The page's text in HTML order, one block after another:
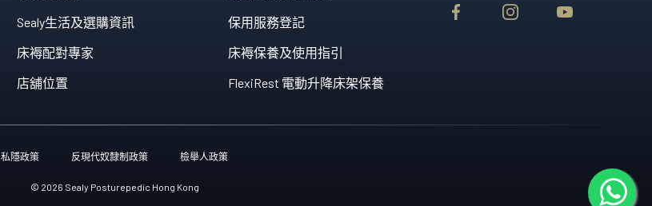
Sealy生活及選購資訊
床褥配對專家
店舖位置
保用服務登記
床褥保養及使用指引
FlexiRest 電動升降床架保養
私隱政策 反現代奴隸制政策 檢舉人政策
© 2026 Sealy Posturepedic Hong Kong